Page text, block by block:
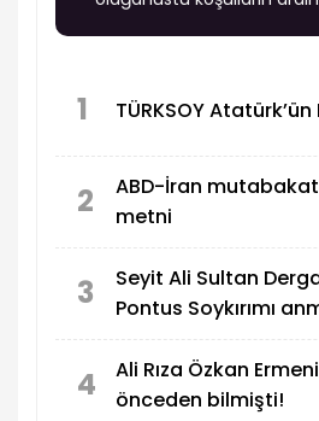
1 TÜRKSOY
2
ABD-İran mutabakat
metni
3
Seyit Ali Sultan
Pontus Soykırımı
4
Ali Rıza Özkan
önceden bilmişti!